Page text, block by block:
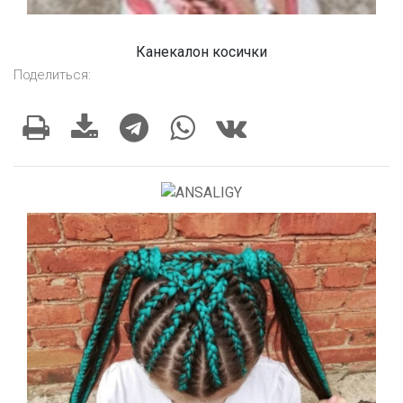
Канекалон косички
Поделиться: